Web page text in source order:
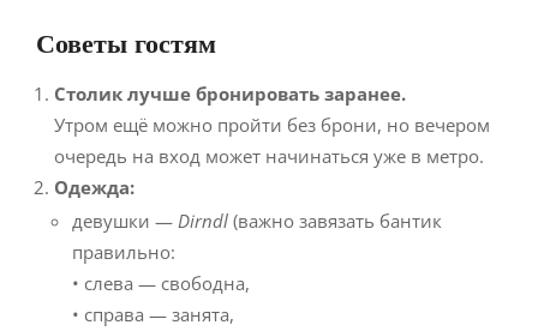
Советы гостям
Столик лучше бронировать заранее.
Утром ещё можно пройти без брони, но вечером
очередь на вход может начинаться уже в метро.
Одежда:
девушки — Dirndl (важно завязать бантик
правильно:
• слева — свободна,
• справа — занята,